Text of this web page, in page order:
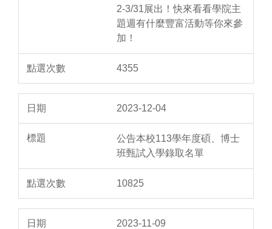
2-3/31展出！快來看看學院主
題週有什麼豐富活動等你來參
加！
4355
2023-12-04
公告本校113學年度碩、博士
班甄試入學錄取名單
10825
2023-11-09